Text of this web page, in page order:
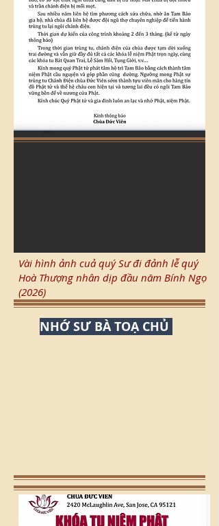
Vài hình ảnh cuả quý Sư đi đảnh lễ quý
Hoà Thượng nhân dịp đầu năm Bính Ngọ
(2026)
NHỚ SƯ BÀ TOẠ CHỦ